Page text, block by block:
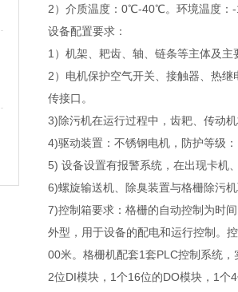
2）介质温度：0℃-40℃。环境温度
设备配置要求：
1）机架、耙齿、轴、链条等主体及
2）电机保护空气开关、接触器、热
传接口。
3)除污机在运行过程中，齿耙、传动
4)驱动装置：不锈钢电机，防护等级
5) 设备设置有报警系统，在出现卡机
6)螺旋输送机、除臭装置与格栅除污
7)控制箱要求：格栅的自动控制为时
外型，用于设备的配电和运行控制。
00米。格栅机配套1套PLC控制系统
2位DI模块，1个16位的DO模块，1个